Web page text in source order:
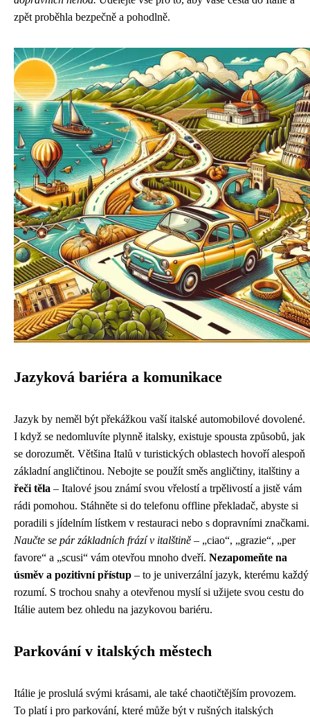
zpět proběhla bezpečně a pohodlně.
Jazyková bariéra a komunikace
Jazyk by neměl být překážkou vaší italské automobilové dovolené.
I když se nedomluvíte plynně italsky, existuje spousta způsobů, jak
se dorozumět. Většina Italů v turistických oblastech hovoří alespoň
základní angličtinou. Nebojte se použít směs angličtiny, italštiny a
řeči těla – Italové jsou známí svou vřelostí a trpělivostí a jistě vám
rádi pomohou. Stáhněte si do telefonu offline překladač, abyste si
poradili s jídelním lístkem v restauraci nebo s dopravními značkami.
Naučte se pár základních frází v italštině – „ciao“, „grazie“, „per
favore“ a „scusi“ vám otevřou mnoho dveří. Nezapomeňte na
úsměv a pozitivní přístup – to je univerzální jazyk, kterému každý
rozumí. S trochou snahy a otevřenou myslí si užijete svou cestu do
Itálie autem bez ohledu na jazykovou bariéru.
Parkování v italských městech
Itálie je proslulá svými krásami, ale také chaotičtějším provozem.
To platí i pro parkování, které může být v rušných italských